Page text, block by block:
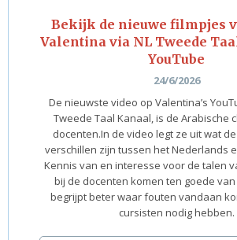
Bekijk de nieuwe filmpjes
Valentina via NL Tweede
YouTube
24/6/2026
De nieuwste video op Valentina’s
Tweede Taal Kanaal, is de Arabische
docenten.In de video legt ze uit wat
verschillen zijn tussen het Nederlands
Kennis van en interesse voor de talen
bij de docenten komen ten goede
begrijpt beter waar fouten vandaan
cursisten nodig hebben.